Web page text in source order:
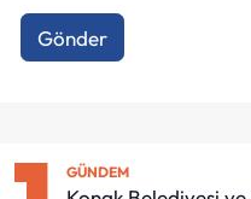
Gönder
GÜNDEM